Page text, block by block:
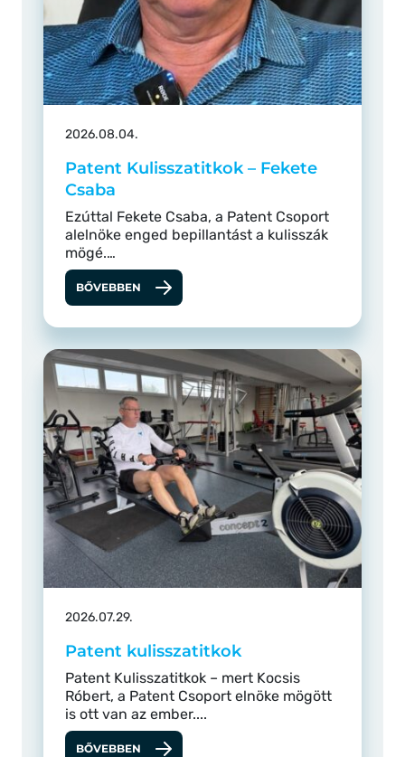
2026.08.04.
Patent Kulisszatitkok – Fekete
Csaba
Ezúttal Fekete Csaba, a Patent Csoport
alelnöke enged bepillantást a kulisszák
mögé.…
BŐVEBBEN
2026.07.29.
Patent kulisszatitkok
Patent Kulisszatitkok – mert Kocsis
Róbert, a Patent Csoport elnöke mögött
is ott van az ember....
BŐVEBBEN